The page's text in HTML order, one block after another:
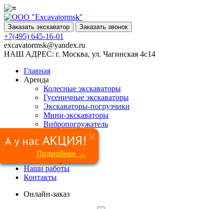
×
А у нас АКЦИЯ!
Подробнее →
Заказать экскаватор Заказать звонок
+7(495) 645-16-01
excavatormsk@yandex.ru
НАШ АДРЕС: г. Москва, ул. Чагинская 4с14
Главная
Аренда
Колесные экскаваторы
Гусеничные экскаваторы
Экскаваторы-погрузчики
Мини-экскаваторы
Вибропогружатель
Гидромолот
Грейфер
Сваерезка
Наши работы
Контакты
Онлайн-заказ